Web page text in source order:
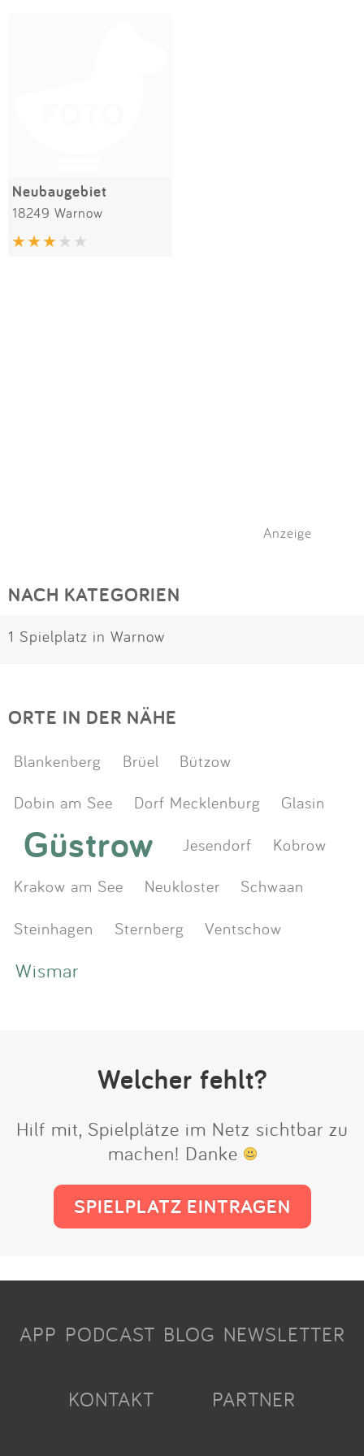
Neubaugebiet
18249 Warnow
Anzeige
NACH KATEGORIEN
1 Spielplatz in Warnow
ORTE IN DER NÄHE
Blankenberg Brüel
Bützow
Dobin am See
Dorf Mecklenburg Glasin
Güstrow Jesendorf
Kobrow
Krakow am See
Neukloster
Schwaan
Steinhagen
Sternberg Ventschow
Wismar
Welcher fehlt?
Hilf mit, Spielplätze im Netz sichtbar zu
machen! Danke
SPIELPLATZ EINTRAGEN
APP PODCAST BLOG NEWSLETTER
KONTAKT PARTNER